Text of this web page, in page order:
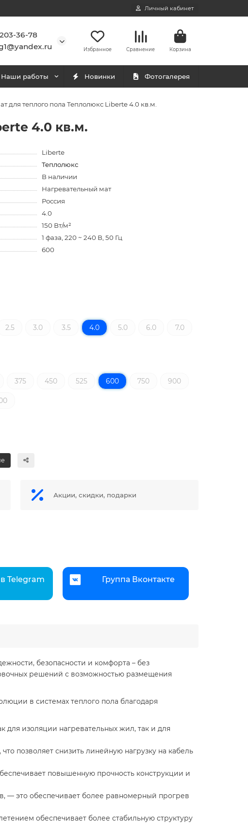
Личный кабинет
36-78
Избранное Сравнение Корзина
Наши работы Новинки Фотогалерея
для теплого пола Теплолюкс Liberte 4.0 кв.м.
4.0 кв.м.
Liberte
Теплолюкс
В наличии
Нагревательный мат
Россия
4.0
150 Вт/м²
1 фаза, 220 ~ 240 В, 50 Гц
600
2.5 3.0 3.5 4.0 5.0 6.0 7.0
375 450 525 600 750 900
Акции, скидки, подарки
Telegram Группа Вконтакте
безопасности и комфорта – без
решений с возможностью размещения
в системах теплого пола благодаря
для изоляции нагревательных жил, так и для
позволяет снизить линейную нагрузку на кабель
повышенную прочность конструкции и
— это обеспечивает более равномерный прогрев
обеспечивает более стабильную структуру